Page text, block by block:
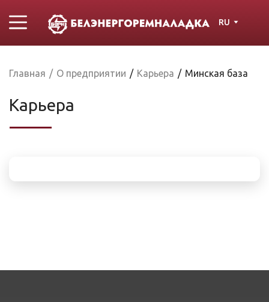
RU
Главная / О предприятии / Карьера / Минская база
Карьера